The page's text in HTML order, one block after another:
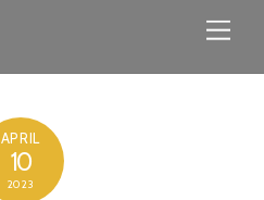
M
e
APRIL
10
2023